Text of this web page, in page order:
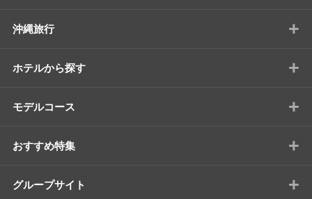
沖縄旅行 +
ホテルから探す +
モデルコース +
おすすめ特集 +
グループサイト +